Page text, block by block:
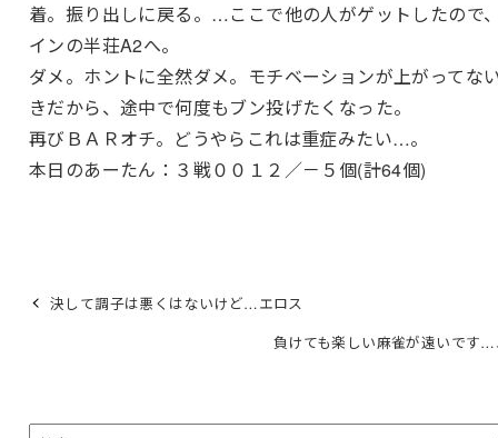
着。振り出しに戻る。…ここで他の人がゲットしたので
インの半荘A2へ。
ダメ。ホントに全然ダメ。モチベーションが上がってな
きだから、途中で何度もブン投げたくなった。
再びＢＡＲオチ。どうやらこれは重症みたい…。
本日のあーたん：３戦００１２／－５個(計64個)
決して調子は悪くはないけど…エロス
負けても楽しい麻雀が遠いです